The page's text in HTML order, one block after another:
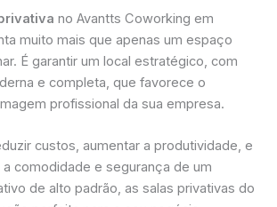
no Avantts Coworking em
muito mais que apenas um espaço
É garantir um local estratégico, com
e completa, que favorece o
profissional da sua empresa.
custos, aumentar a produtividade, e
comodidade e segurança de um
de alto padrão, as salas privativas do